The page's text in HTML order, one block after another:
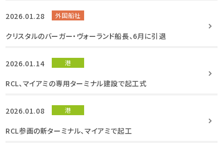
2026.01.28 外国船社
クリスタルのバーガー・ヴォーランド船長、6月に引退
2026.01.14 港
RCL、マイアミの専用ターミナル建設で起工式
2026.01.08 港
RCL参画の新ターミナル、マイアミで起工